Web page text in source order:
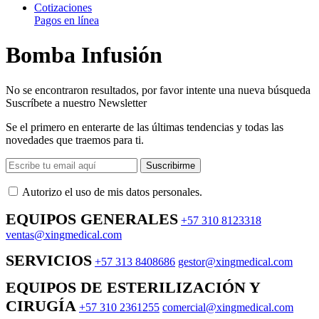
Cotizaciones
Pagos en línea
Bomba Infusión
No se encontraron resultados, por favor intente una nueva búsqueda
Suscríbete a nuestro Newsletter
Se el primero en enterarte de las últimas tendencias y todas las
novedades que traemos para ti.
Suscribirme
Autorizo ​​el uso de mis datos personales.
EQUIPOS GENERALES +57 310 8123318
ventas@xingmedical.com
SERVICIOS +57 313 8408686 gestor@xingmedical.com
EQUIPOS DE ESTERILIZACIÓN Y
CIRUGÍA +57 310 2361255 comercial@xingmedical.com